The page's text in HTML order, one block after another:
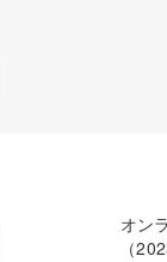
オン
（